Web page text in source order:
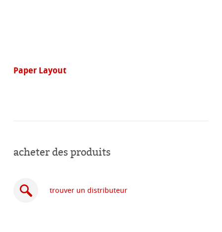
Paper Layout
acheter des produits
trouver un distributeur